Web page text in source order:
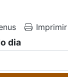
Imprimir
dia